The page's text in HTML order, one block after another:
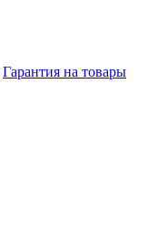
Гарантия на товары